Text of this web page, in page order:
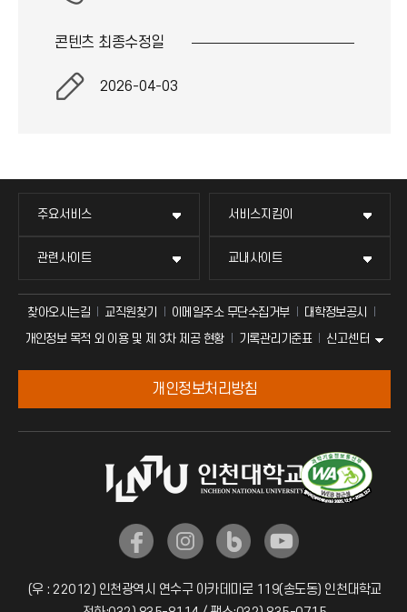
콘텐츠 최종수정일
2026-04-03
주요서비스 서비스지킴이
관련사이트 교내사이트
찾아오시는길 교직원찾기 이메일주소 무단수집거부
대학정보공시
개인정보 목적 외 이용 및 제 3차 제공 현황
기록관리기준표 신고센터
개인정보처리방침
(우 : 22012) 인천광역시 연수구 아카데미로 119(송도동) 인천대학교